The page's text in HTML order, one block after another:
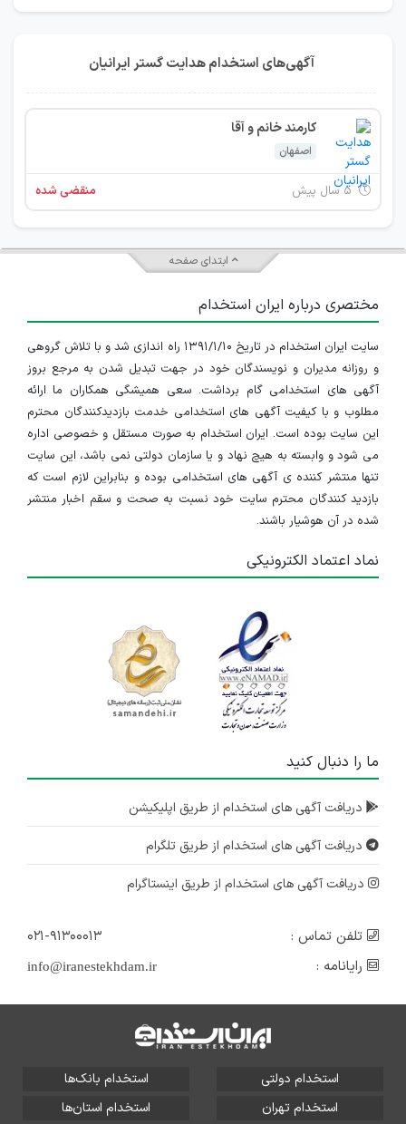
آگهی‌های استخدام هدایت گستر ایرانیان
کارمند خانم و آقا
اصفهان
منقضی شده
ابتدای صفحه
مختصری درباره ایران استخدام
سایت ایران استخدام در تاریخ ۱۳۹۱/۱/۱۰ راه اندازی شد و با تلاش گروهی
و روزانه مدیران و نویسندگان خود در جهت تبدیل شدن به مرجع بروز
آگهی های استخدامی گام برداشت. سعی همیشگی همکاران ما ارائه
مطلوب و با کیفیت آگهی های استخدامی خدمت بازدیدکنندگان محترم
این سایت بوده است. ایران استخدام به صورت مستقل و خصوصی اداره
می شود و وابسته به هیچ نهاد و یا سازمان دولتی نمی باشد، این سایت
تنها منتشر کننده ی آگهی های استخدامی بوده و بنابراین لازم است که
بازدید کنندگان محترم سایت خود نسبت به صحت و سقم اخبار منتشر
شده در آن هوشیار باشند.
نماد اعتماد الکترونیکی
ما را دنبال کنید
دریافت آگهی های استخدام از طریق اپلیکیشن
دریافت آگهی های استخدام از طریق تلگرام
دریافت آگهی های استخدام از طریق اینستاگرام
تلفن تماس :
۰۲۱-۹۱۳۰۰۰۱۳
رایانامه :
info@iranestekhdam.ir
استخدام دولتی
استخدام بانک‌ها
استخدام تهران
استخدام استان‌ها